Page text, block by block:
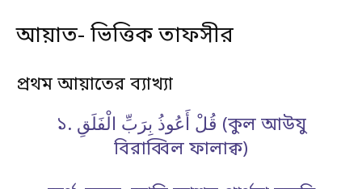
আয়াত- ভিত্তিক তাফসীর
প্রথম আয়াতের ব্যাখ্যা
১. قُلْ أَعُوذُ بِرَبِّ الْفَلَقِ (কুল আউযু
বিরাব্বিল ফালাক্ব)